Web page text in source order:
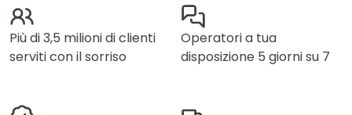
Più di 3,5 milioni di clienti
serviti con il sorriso
Operatori a tua
disposizione 5 giorni su 7